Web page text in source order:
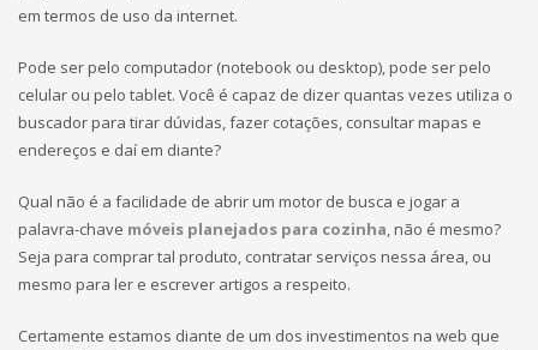
em termos de uso da internet.
Pode ser pelo computador (notebook ou desktop), pode ser pelo
celular ou pelo tablet. Você é capaz de dizer quantas vezes utiliza o
buscador para tirar dúvidas, fazer cotações, consultar mapas e
endereços e daí em diante?
Qual não é a facilidade de abrir um motor de busca e jogar a
palavra-chave móveis planejados para cozinha, não é mesmo?
Seja para comprar tal produto, contratar serviços nessa área, ou
mesmo para ler e escrever artigos a respeito.
Certamente estamos diante de um dos investimentos na web que